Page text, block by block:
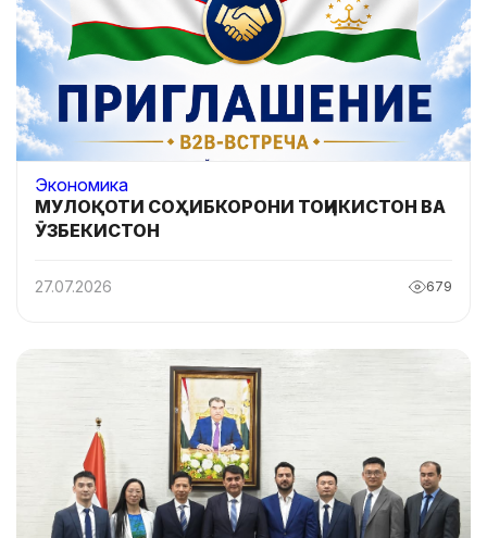
Экономика
МУЛОҚОТИ СОҲИБКОРОНИ ТОҶИКИСТОН ВА
ӮЗБЕКИСТОН
27.07.2026 679